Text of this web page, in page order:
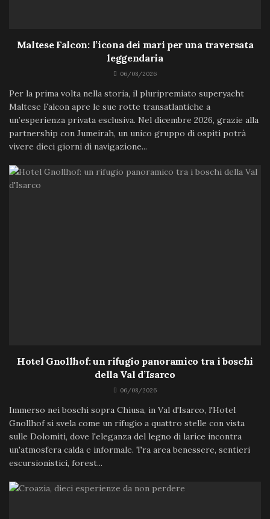
Maltese Falcon: l’icona dei mari per una traversata
leggendaria
06/08/2026
Per la prima volta nella storia, il pluripremiato superyacht
Maltese Falcon apre le sue rotte transatlantiche a
un’esperienza privata esclusiva. Nel dicembre 2026, grazie alla
partnership con Jumeirah, un unico gruppo di ospiti potrà
vivere dieci giorni di navigazione...
Hotel Gnollhof: un rifugio panoramico tra i boschi
della Val d’Isarco
06/08/2026
Immerso nei boschi sopra Chiusa, in Val d'Isarco, l'Hotel
Gnollhof si svela come un rifugio a quattro stelle con vista
sulle Dolomiti, dove l'eleganza del legno di larice incontra
un'atmosfera calda e informale. Tra area benessere, sentieri
escursionistici, forest...